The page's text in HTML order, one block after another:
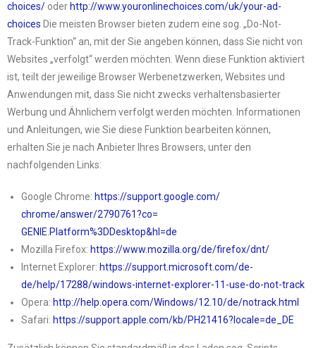
choices/ oder http://www.youronlinechoices. com/uk/your-ad-
choices Die meisten Browser bieten zudem eine sog. „Do-Not-
Track-Funktion“ an, mit der Sie angeben können, dass Sie nicht von
Websites „verfolgt“ werden möchten. Wenn diese Funktion aktiviert
ist, teilt der jeweilige Browser Werbenetzwerken, Websites und
Anwendungen mit, dass Sie nicht zwecks verhaltensbasierter
Werbung und Ähnlichem verfolgt werden möchten. Informationen
und Anleitungen, wie Sie diese Funktion bearbeiten können,
erhalten Sie je nach Anbieter Ihres Browsers, unter den
nachfolgenden Links:
Google Chrome: https://support.google.com/
chrome/answer/2790761?co=
GENIE.Platform%3DDesktop&hl=de
Mozilla Firefox: https://www.mozilla.org/de/firefox/dnt/
Internet Explorer: https://support.microsoft.com/de-
de/help/17288/windows-internet-explorer-11-use-do-not-track
Opera: http://help.opera.com/Windows/12.10/de/notrack.html
Safari: https://support.apple.com/kb/PH21416?locale=de_DE